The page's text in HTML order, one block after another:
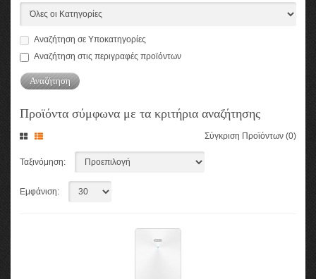
Αναζήτηση σε Υποκατηγορίες
Αναζήτηση στις περιγραφές προϊόντων
Προϊόντα σύμφωνα με τα κριτήρια αναζήτησης
Σύγκριση Προϊόντων (0)
Ταξινόμηση:
Εμφάνιση: